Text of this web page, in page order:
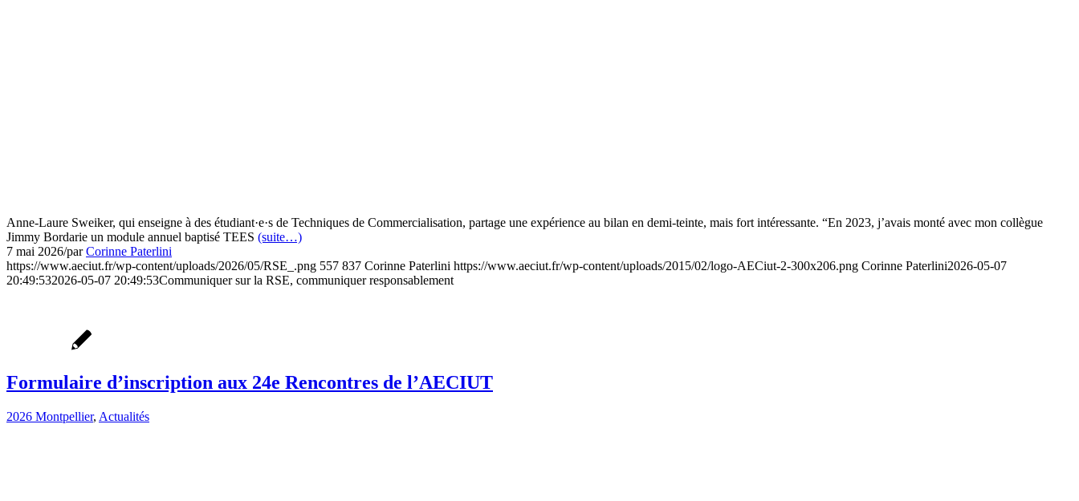
Anne-Laure Sweiker, qui enseigne à des étudiant·e·s de Techniques de Commercialisation, partage une expérience au bilan en demi-teinte, mais fort intéressante. “En 2023, j’avais monté avec mon collègue
Jimmy Bordarie un module annuel baptisé TEES (suite…)
7 mai 2026/parCorinne Paterlini
https://www.aeciut.fr/wp-content/uploads/2026/05/RSE_.png 557 837 Corinne Paterlini https://www.aeciut.fr/wp-content/uploads/2015/02/logo-AECiut-2-300x206.png Corinne Paterlini2026-05-07
20:49:532026-05-07 20:49:53Communiquer sur la RSE, communiquer responsablement
Formulaire d’inscription aux 24e Rencontres de l’AECIUT
2026 Montpellier, Actualités